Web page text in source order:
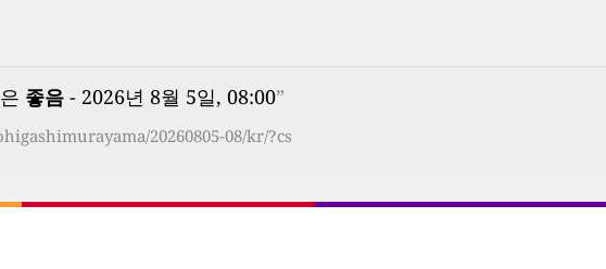
좋음 - 2026년 8월 5일, 08:00”
20260805-08/kr/?cs